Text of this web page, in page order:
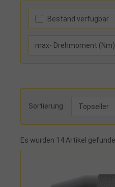
Bestand verfügbar
max- Drehmoment (Nm)
Sortierung
Es wurden 14 Artikel